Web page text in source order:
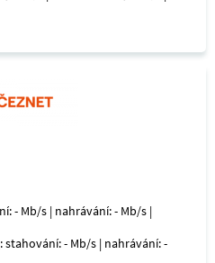
- Mb/s | nahrávání: - Mb/s |
: stahování: - Mb/s | nahrávání: -